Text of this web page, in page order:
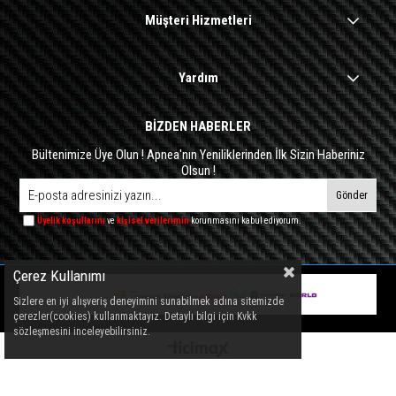
Müşteri Hizmetleri
Yardım
BİZDEN HABERLER
Bültenimize Üye Olun ! Apnea'nın Yeniliklerinden İlk Sizin Haberiniz
Olsun !
Gönder
Üyelik koşullarınıvekişisel verileriminkorunmasını kabul ediyorum.
Çerez Kullanımı
Sizlere en iyi alışveriş deneyimini sunabilmek adına sitemizde
çerezler(cookies) kullanmaktayız. Detaylı bilgi için Kvkk
sözleşmesini inceleyebilirsiniz.